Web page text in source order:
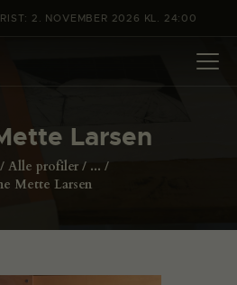
2. NOVEMBER 2026 KL. 24:00
Larsen
Alle profiler
...
Mette Larsen